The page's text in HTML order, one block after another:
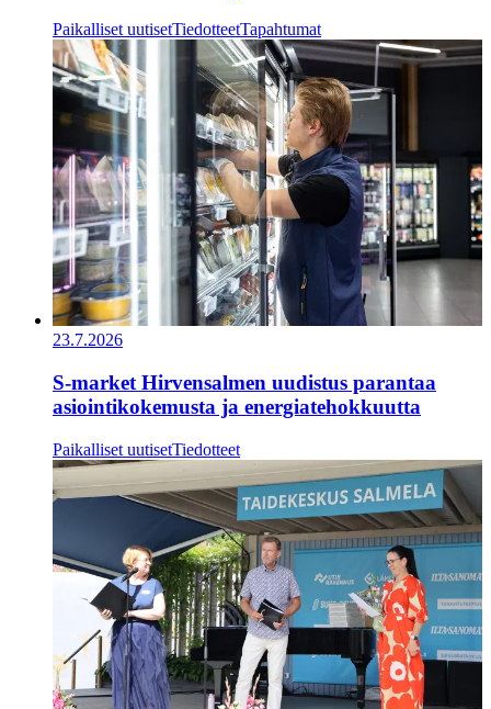
Paikalliset uutisetTiedotteetTapahtumat
23.7.2026
S-market Hirvensalmen uudistus parantaa
asiointikokemusta ja energiatehokkuutta
Paikalliset uutisetTiedotteet